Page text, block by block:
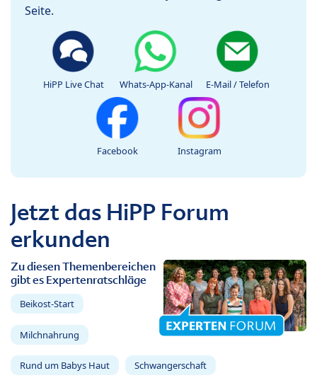
Seite.
HiPP Live Chat Whats-App-Kanal E-Mail / Telefon
Facebook Instagram
Jetzt das HiPP Forum
erkunden
Zu diesen Themenbereichen
gibt es Expertenratschläge
Beikost-Start
Milchnahrung
Rund um Babys Haut Schwangerschaft